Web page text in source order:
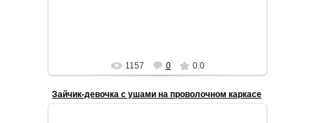
1157 0 0.0
Зайчик-девочка с ушами на проволочном каркасе